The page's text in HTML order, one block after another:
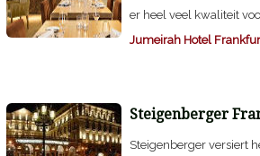
er heel veel kwaliteit
Jumeirah Hotel
Steigenberger
Steigenberger versiert